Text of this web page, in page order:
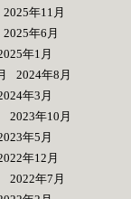
2025年11月
2025年6月
年1月
2024年8月
年3月
2023年10月
年5月
年12月
2022年7月